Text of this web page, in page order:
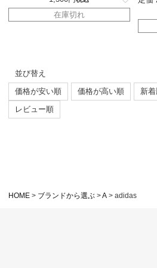
在庫切れ
並び替え
価格が安い順
価格が高い順 新
レビュー順
HOME ブランドから選ぶ A adidas